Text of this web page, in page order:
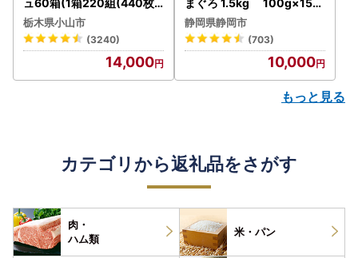
(5個入り×12セット)【配送
不可地域：離島・沖縄県】
【1256759】
栃木県小山市
(3240)
14,000
ック
静岡県静岡市
(703)
10,000
もっと見る
カテゴリから返礼品をさがす
肉・
ハム類
米・パン